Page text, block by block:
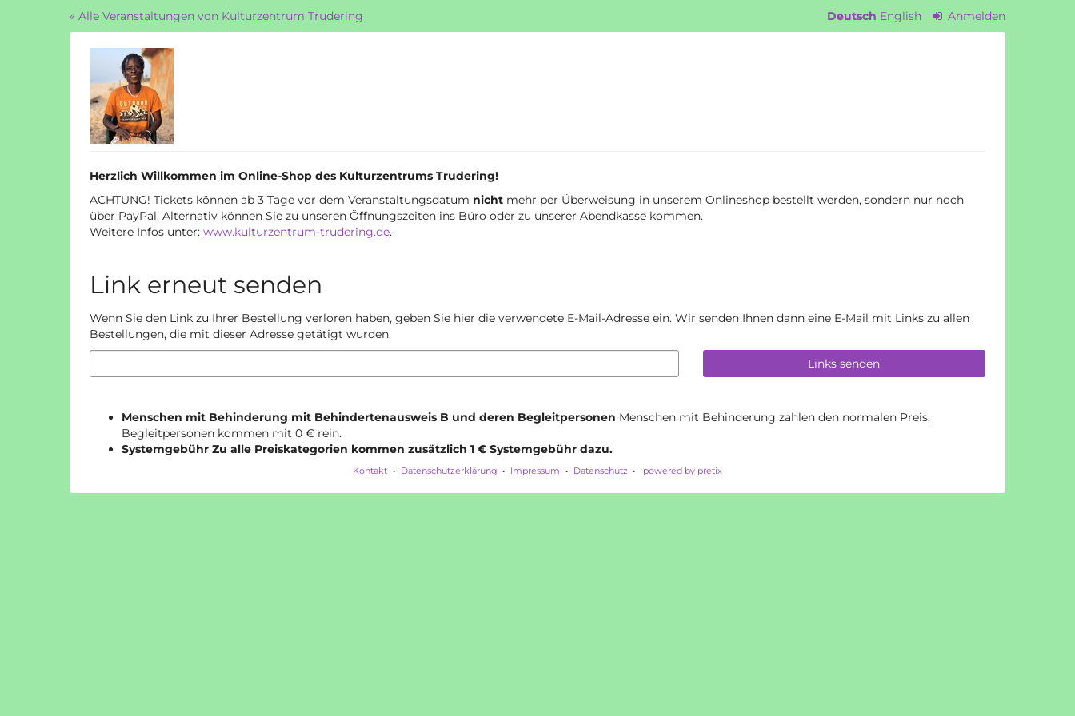
Deutsch English Anmelden
« Alle Veranstaltungen von Kulturzentrum Trudering
Herzlich Willkommen im Online-Shop des Kulturzentrums Trudering!
ACHTUNG! Tickets können ab 3 Tage vor dem Veranstaltungsdatum nicht mehr per Überweisung in unserem Onlineshop bestellt werden, sondern nur noch
über PayPal. Alternativ können Sie zu unseren Öffnungszeiten ins Büro oder zu unserer Abendkasse kommen.
Weitere Infos unter: www.kulturzentrum-trudering.de.
Link erneut senden
Wenn Sie den Link zu Ihrer Bestellung verloren haben, geben Sie hier die verwendete E-Mail-Adresse ein. Wir senden Ihnen dann eine E-Mail mit Links zu allen
Bestellungen, die mit dieser Adresse getätigt wurden.
E-
Mail
Links senden
Menschen mit Behinderung mit Behindertenausweis B und deren Begleitpersonen Menschen mit Behinderung zahlen den normalen Preis,
Begleitpersonen kommen mit 0 € rein.
Systemgebühr Zu alle Preiskategorien kommen zusätzlich 1 € Systemgebühr dazu.
Kontakt Datenschutzerklärung Impressum Datenschutz powered by pretix